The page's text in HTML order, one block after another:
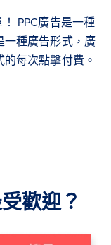
PPC廣告是一種
種廣告形式，廣
每次點擊付費。
歡迎？